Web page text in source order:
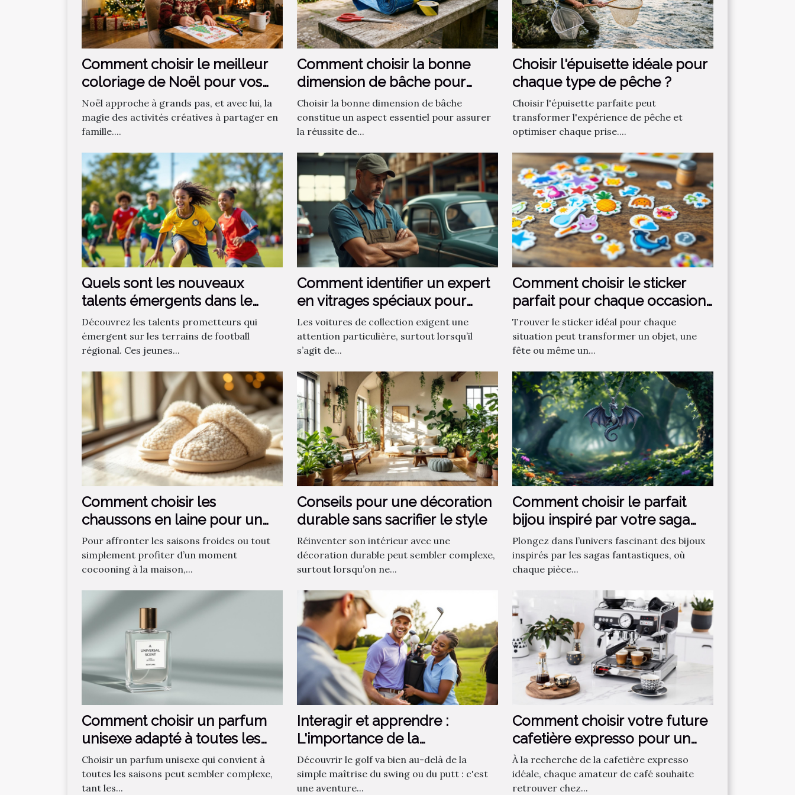
Comment choisir le meilleur
coloriage de Noël pour vos
enfants ?
Noël approche à grands pas, et avec lui, la
magie des activités créatives à partager en
famille....
Comment choisir la bonne
dimension de bâche pour
votre projet ?
Choisir la bonne dimension de bâche
constitue un aspect essentiel pour assurer
la réussite de...
Choisir l'épuisette idéale pour
chaque type de pêche ?
Choisir l'épuisette parfaite peut
transformer l'expérience de pêche et
optimiser chaque prise....
Quels sont les nouveaux
talents émergents dans le
football régional ?
Découvrez les talents prometteurs qui
émergent sur les terrains de football
régional. Ces jeunes...
Comment identifier un expert
en vitrages spéciaux pour
voitures de collection ?
Les voitures de collection exigent une
attention particulière, surtout lorsqu’il
s’agit de...
Comment choisir le sticker
parfait pour chaque occasion
?
Trouver le sticker idéal pour chaque
situation peut transformer un objet, une
fête ou même un...
Comment choisir les
chaussons en laine pour un
confort optimal ?
Pour affronter les saisons froides ou tout
simplement profiter d’un moment
cocooning à la maison,...
Conseils pour une décoration
durable sans sacrifier le style
Réinventer son intérieur avec une
décoration durable peut sembler complexe,
surtout lorsqu’on ne...
Comment choisir le parfait
bijou inspiré par votre saga
fantastique préférée ?
Plongez dans l’univers fascinant des bijoux
inspirés par les sagas fantastiques, où
chaque pièce...
Comment choisir un parfum
unisexe adapté à toutes les
saisons ?
Choisir un parfum unisexe qui convient à
toutes les saisons peut sembler complexe,
tant les...
Interagir et apprendre :
L'importance de la
communauté dans
l'apprentissage du golf
Découvrir le golf va bien au-delà de la
simple maîtrise du swing ou du putt : c'est
une aventure...
Comment choisir votre future
cafetière expresso pour un
café parfait ?
À la recherche de la cafetière expresso
idéale, chaque amateur de café souhaite
retrouver chez...